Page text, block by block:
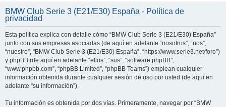
BMW Club Serie 3 (E21/E30) España - Política de
privacidad
Esta política explica con detalle cómo “BMW Club Serie 3 (E21/E30) España”
junto con sus empresas asociadas (de aquí en adelante “nosotros”, “nos”,
“nuestro”, “BMW Club Serie 3 (E21/E30) España”, “https://www.serie3.net/foro”)
y phpBB (de aquí en adelante “ellos”, “sus”, “software phpBB”,
“www.phpbb.com”, “phpBB Limited”, “phpBB Teams”) emplean cualquier
información obtenida durante cualquier sesión de uso por usted (de aquí en
adelante “su información”).
Tu información es obtenida por dos vías. Primeramente, navegar por “BMW